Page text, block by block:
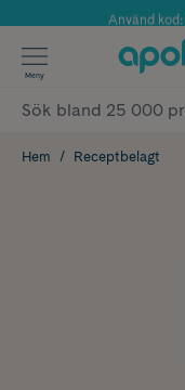
Årets
Använd
Meny
Hem Receptbelagt